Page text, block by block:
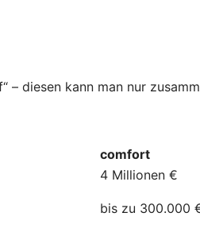
diesen kann man nur
comfort
4 Millionen €
bis zu 300.000